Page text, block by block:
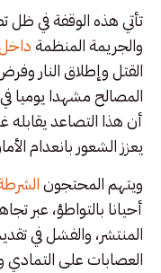
تأتي هذه الوقفة في
والجريمة المنظمة
القتل وإطلاق النار
المصالح مشهدا يوميا
أن هذا التصاعد
يعزز الشعور بانعدام
ويتهم المحتجون
أحيانا بالتواطؤ، عبر
المنتشر، والفشل في
العصابات على